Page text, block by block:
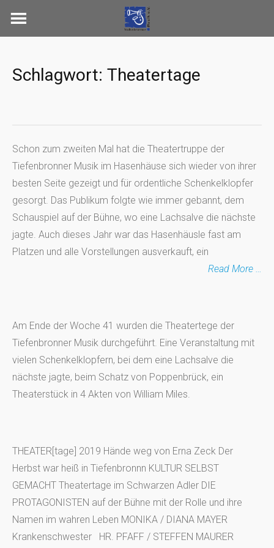
Schlagwort: Theatertage
Schon zum zweiten Mal hat die Theatertruppe der
Tiefenbronner Musik im Hasenhäuse sich wieder von ihrer
besten Seite gezeigt und für ordentliche Schenkelklopfer
gesorgt. Das Publikum folgte wie immer gebannt, dem
Schauspiel auf der Bühne, wo eine Lachsalve die nächste
jagte. Auch dieses Jahr war das Hasenhäusle fast am
Platzen und alle Vorstellungen ausverkauft, ein
Read More …
Am Ende der Woche 41 wurden die Theatertege der
Tiefenbronner Musik durchgeführt. Eine Veranstaltung mit
vielen Schenkelklopfern, bei dem eine Lachsalve die
nächste jagte, beim Schatz von Poppenbrück, ein
Theaterstück in 4 Akten von William Miles.
THEATER[tage] 2019 Hände weg von Erna Zeck Der
Herbst war heiß in Tiefenbronnn KULTUR SELBST
GEMACHT Theatertage im Schwarzen Adler DIE
PROTAGONISTEN auf der Bühne mit der Rolle und ihre
Namen im wahren Leben MONIKA / DIANA MAYER
Krankenschwester HR. PFAFF / STEFFEN MAURER